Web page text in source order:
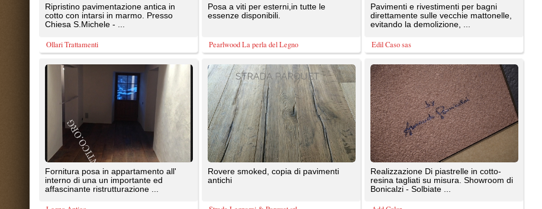
Fornitura posa in appartamento all'
interno di una un importante ed
affascinante ristrutturazione ...
Rovere smoked, copia di pavimenti
antichi
Realizzazione Di piastrelle in cotto-
resina tagliati su misura. Showroom di
Ecomuseo di Poderia provincia di
salerno . parquet : Ali Parquet super
premass rovere trend 14 mm ...
Dima parquet
Posa in opera di mosaici in vetro e
marmorizzati di ogni tipo
Progress Pavi soc. coop. Pan Neto International srl